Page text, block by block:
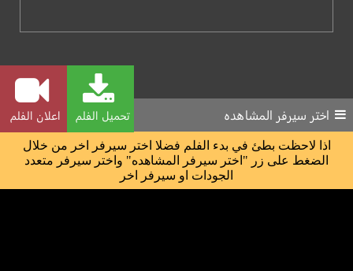
تحميل الفلم اعلان الفلم اختر سيرفر المشاهده
اذا لاحظت بطئ في بدء الفلم فضلا اختر سيرفر اخر من خلال
الضغط على زر "اختر سيرفر المشاهده" واختر سيرفر متعدد
الجودات او سيرفر اخر